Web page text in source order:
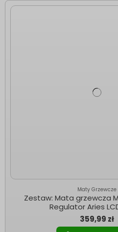
Maty Grzewcze
Zestaw: Mata grzewcza
Regulator Aries
359,99 zł